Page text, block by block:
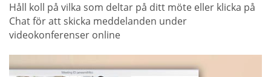
Håll koll på vilka som deltar på ditt möte eller klicka på
Chat för att skicka meddelanden under
videokonferenser online